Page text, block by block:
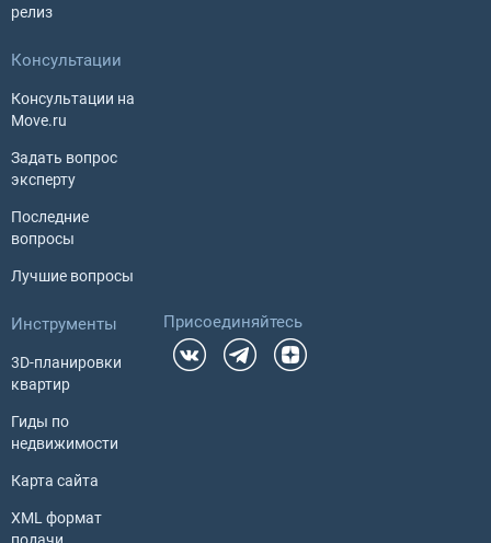
релиз
Консультации
Консультации на
Move.ru
Задать вопрос
эксперту
Последние
вопросы
Лучшие вопросы
Инструменты
3D-планировки
квартир
Гиды по
недвижимости
Карта сайта
XML формат
Присоединяйтесь